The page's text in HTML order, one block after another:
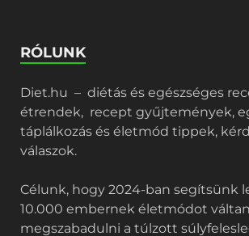
RÓLUNK
Diet.hu – diétás és egészséges
étrendek, recept gyűjtemények,
táplálkozás és életmód tippek,
válaszok.
Célunk, hogy 2024-ban segítsünk
10.000 embernek életmódot
megszabadulni a túlzott